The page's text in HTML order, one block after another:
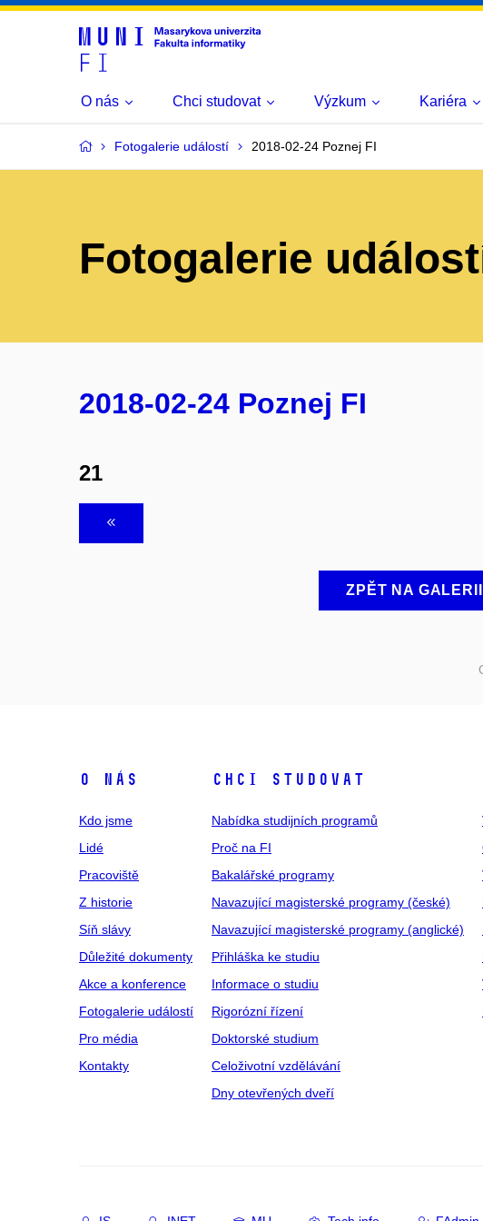
O nás Chci studovat Výzkum Kariéra
Fotogalerie událostí 2018-02-24 Poznej FI
Fotogalerie
2018-02-24 Poznej FI
21
ZPĚT NA GALERII
O NÁS
Kdo jsme
Lidé
Pracoviště
Z historie
Síň slávy
Důležité dokumenty
Akce a konference
Fotogalerie událostí
Pro média
Kontakty
CHCI STUDOVAT
Nabídka studijních programů
Proč na FI
Bakalářské programy
Navazující magisterské programy (české)
Navazující magisterské programy (anglické)
Přihláška ke studiu
Informace o studiu
Rigorózní řízení
Doktorské studium
Celoživotní vzdělávání
Dny otevřených dveří